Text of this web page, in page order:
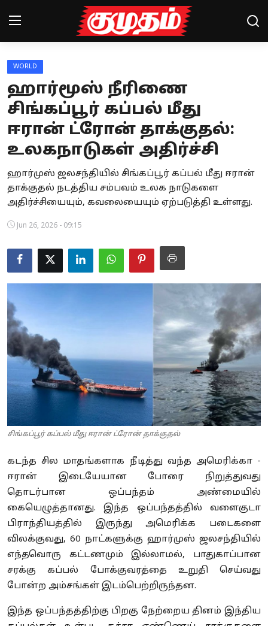
Home
Magazines
Games
Cinema
Videos
Health
Special Story
Business
Crime
Tamilnadu
National
World
Astrology
Weather
Politics
WORLD
ஹார்மூஸ் நீரிணை
சிங்கப்பூர் கப்பல் மீது
ஈரான் ட்ரோன் தாக்குதல்:
உலகநாடுகள் அதிர்ச்சி
ஹார்முஸ் ஜலசந்தியில் சிங்கப்பூர் கப்பல் மீது ஈரான்
தாக்குதல் நடத்திய சம்பவம் உலக நாடுகளை
அதிர்ச்சியையும், கவலையையும் ஏற்படுத்தி உள்ளது.
Jun 26, 2026 - 09:15
சிங்கப்பூர் கப்பல் மீது ஈரான் ட்ரோன் தாக்குதல்
கடந்த சில மாதங்களாக நீடித்து வந்த அமெரிக்கா -
ஈரான் இடையேயான போரை நிறுத்துவது
தொடர்பான ஒப்பந்தம் அண்மையில்
கையெழுத்தானது. இந்த ஒப்பந்தத்தில் வளைகுடா
பிராந்தியத்தில் இருந்து அமெரிக்க படைகளை
விலக்குவது, 60 நாட்களுக்கு ஹார்முஸ் ஜலசந்தியில்
எந்தவொரு கட்டணமும் இல்லாமல், பாதுகாப்பான
சரக்கு கப்பல் போக்குவரத்தை உறுதி செய்வது
போன்ற அம்சங்கள் இடம்பெற்றிருந்தன.
இந்த ஒப்பந்தத்திற்கு பிறகு நேற்றைய தினம் இந்திய